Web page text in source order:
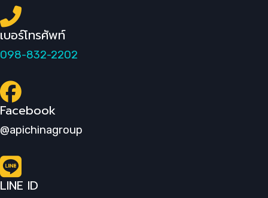
เบอร์โทรศัพท์
098-832-2202
Facebook
@apichinagroup
LINE ID